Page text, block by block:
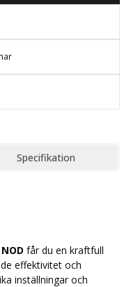
estetiskt val för ditt kök.
den med en fuktig
Specifikation
får du en kraftfull
effektivitet och
inställningar och